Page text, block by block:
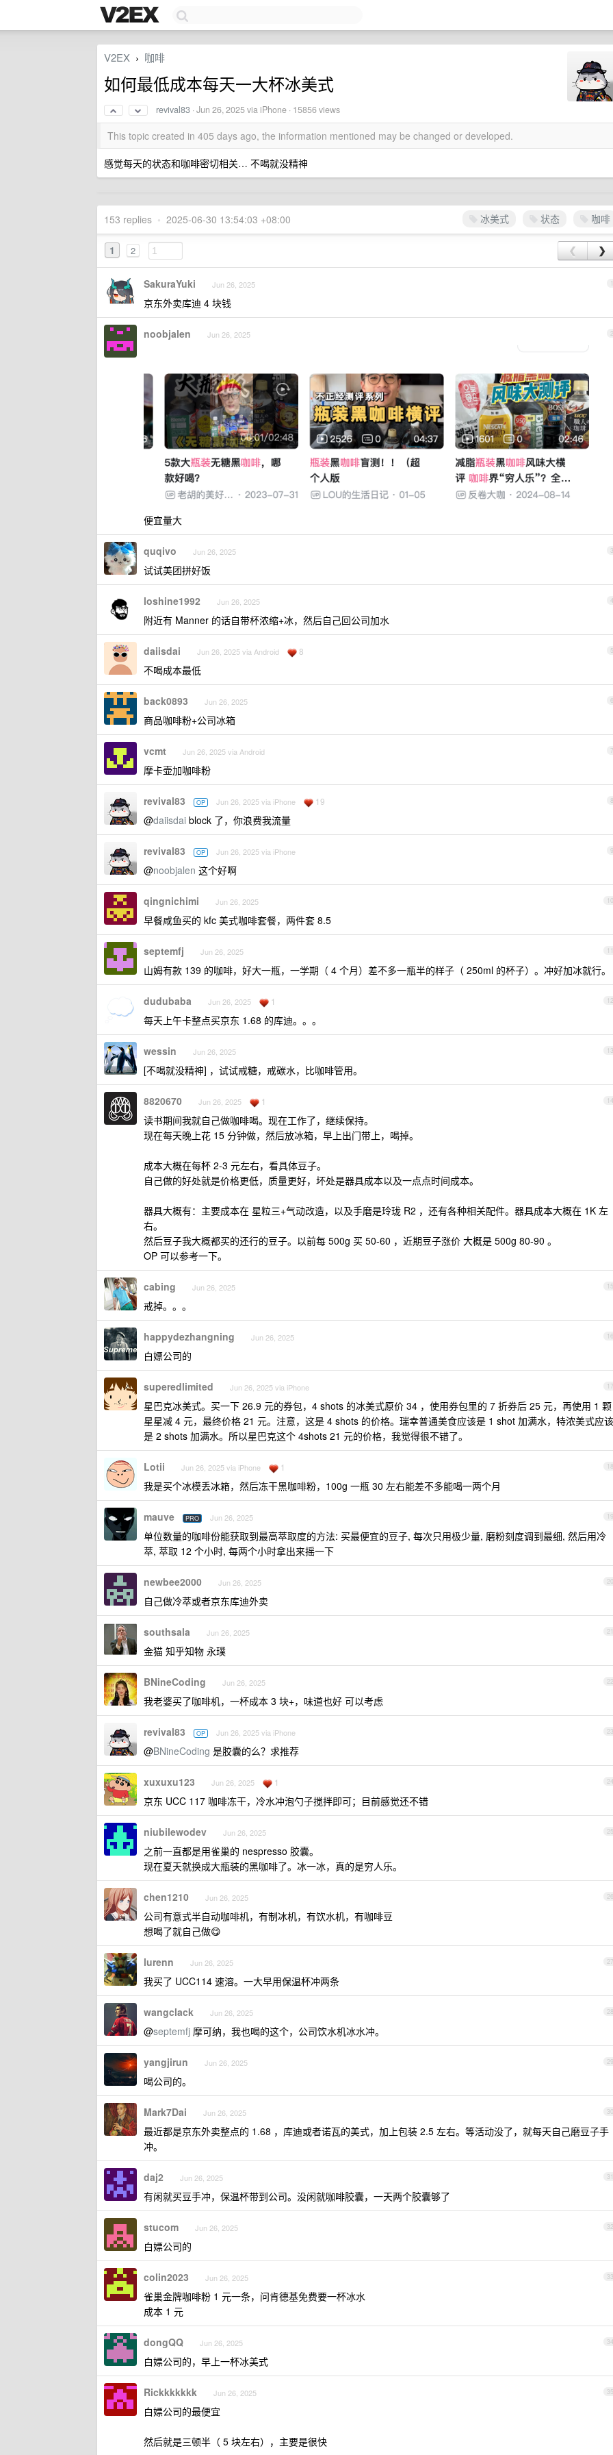
V2EX › 咖啡
如何最低成本每天一大杯冰美式
revival83 ·Jun 26, 2025via iPhone · 15856 views
This topic created in 405 days ago, the information mentioned may be changed or developed.
感觉每天的状态和咖啡密切相关… 不喝就没精神
冰美式 状态 咖啡
153 replies • 2025-06-30 13:54:03 +08:00
1 2 ❮ ❯
1
SakuraYuki Jun 26, 2025
京东外卖库迪 4 块钱
2
noobjalen Jun 26, 2025
便宜量大
3
quqivo Jun 26, 2025
试试美团拼好饭
4
loshine1992 Jun 26, 2025
附近有 Manner 的话自带杯浓缩+冰，然后自己回公司加水
5
daiisdai Jun 26, 2025 via Android 8
不喝成本最低
6
back0893 Jun 26, 2025
商品咖啡粉+公司冰箱
7
vcmt Jun 26, 2025 via Android
摩卡壶加咖啡粉
8
revival83 OP Jun 26, 2025 via iPhone 19
@daiisdai block 了，你浪费我流量
9
revival83 OP Jun 26, 2025 via iPhone
@noobjalen 这个好啊
10
qingnichimi Jun 26, 2025
早餐咸鱼买的 kfc 美式咖啡套餐，两件套 8.5
11
septemfj Jun 26, 2025
山姆有款 139 的咖啡，好大一瓶，一学期（ 4 个月）差不多一瓶半的样子（ 250ml 的杯子）。冲好加冰就行。
12
dudubaba Jun 26, 2025 1
每天上午卡整点买京东 1.68 的库迪。。。
13
wessin Jun 26, 2025
[不喝就没精神] ，试试戒糖，戒碳水，比咖啡管用。
14
8820670 Jun 26, 2025 1
读书期间我就自己做咖啡喝。现在工作了，继续保持。
现在每天晚上花 15 分钟做，然后放冰箱，早上出门带上，喝掉。
成本大概在每杯 2-3 元左右，看具体豆子。
自己做的好处就是价格更低，质量更好，坏处是器具成本以及一点点时间成本。
器具大概有：主要成本在 星粒三+气动改造，以及手磨是玲珑 R2 ，还有各种相关配件。器具成本大概在 1K 左
右。
然后豆子我大概都买的还行的豆子。以前每 500g 买 50-60 ，近期豆子涨价 大概是 500g 80-90 。
OP 可以参考一下。
15
cabing Jun 26, 2025
戒掉。。。
16
happydezhangning Jun 26, 2025
白嫖公司的
17
superedlimited Jun 26, 2025 via iPhone
星巴克冰美式。买一下 26.9 元的券包，4 shots 的冰美式原价 34 ，使用券包里的 7 折券后 25 元，再使用 1 颗
星星减 4 元，最终价格 21 元。注意，这是 4 shots 的价格。瑞幸普通美食应该是 1 shot 加满水，特浓美式应该
是 2 shots 加满水。所以星巴克这个 4shots 21 元的价格，我觉得很不错了。
18
Lotii Jun 26, 2025 via iPhone 1
我是买个冰模丢冰箱，然后冻干黑咖啡粉，100g 一瓶 30 左右能差不多能喝一两个月
19
mauve PRO Jun 26, 2025
单位数量的咖啡份能获取到最高萃取度的方法: 买最便宜的豆子, 每次只用极少量, 磨粉刻度调到最细, 然后用冷
萃, 萃取 12 个小时, 每两个小时拿出来摇一下
20
newbee2000 Jun 26, 2025
自己做冷萃或者京东库迪外卖
21
southsala Jun 26, 2025
金猫 知乎知物 永璞
22
BNineCoding Jun 26, 2025
我老婆买了咖啡机，一杯成本 3 块+，味道也好 可以考虑
23
revival83 OP Jun 26, 2025 via iPhone
@BNineCoding 是胶囊的么？求推荐
24
xuxuxu123 Jun 26, 2025 1
京东 UCC 117 咖啡冻干，冷水冲泡勺子搅拌即可；目前感觉还不错
25
niubilewodev Jun 26, 2025
之前一直都是用雀巢的 nespresso 胶囊。
现在夏天就换成大瓶装的黑咖啡了。冰一冰，真的是穷人乐。
26
chen1210 Jun 26, 2025
公司有意式半自动咖啡机，有制冰机，有饮水机，有咖啡豆
想喝了就自己做😋
27
lurenn Jun 26, 2025
我买了 UCC114 速溶。一大早用保温杯冲两条
28
wangclack Jun 26, 2025
@septemfj 摩可纳，我也喝的这个，公司饮水机冰水冲。
29
yangjirun Jun 26, 2025
喝公司的。
30
Mark7Dai Jun 26, 2025
最近都是京东外卖整点的 1.68 ，库迪或者诺瓦的美式，加上包装 2.5 左右。等活动没了，就每天自己磨豆子手
冲。
31
daj2 Jun 26, 2025
有闲就买豆手冲，保温杯带到公司。没闲就咖啡胶囊，一天两个胶囊够了
32
stucom Jun 26, 2025
白嫖公司的
33
colin2023 Jun 26, 2025
雀巢金牌咖啡粉 1 元一条，问肯德基免费要一杯冰水
成本 1 元
34
dongQQ Jun 26, 2025
白嫖公司的，早上一杯冰美式
35
Rickkkkkkk Jun 26, 2025
白嫖公司的最便宜
然后就是三顿半（ 5 块左右），主要是很快